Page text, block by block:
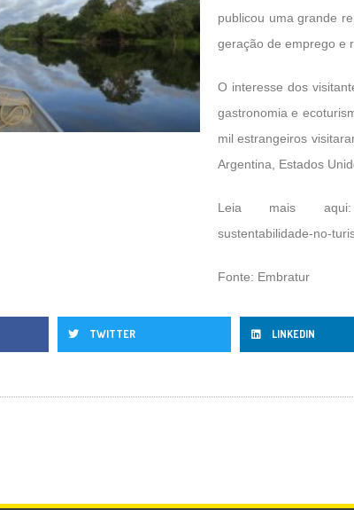
publicou uma grande
geração de emprego e
O interesse dos
gastronomia e
mil estrangeiros
Argentina, Estados
Leia mais
sustentabilidade-no-
Fonte: Embratur
TWITTER LINKEDIN